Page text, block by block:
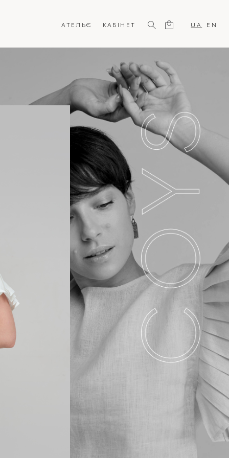
АТЕЛЬЄ КАБІНЕТ UA EN